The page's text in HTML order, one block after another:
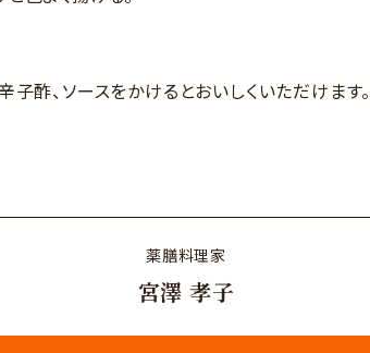
子酢、ソースをかけるとおいしくいただけます。
薬膳料理家
宮澤 孝子